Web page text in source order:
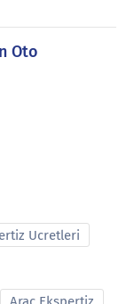
Oto
Ucretleri